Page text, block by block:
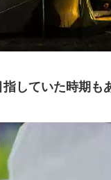
していた時期も